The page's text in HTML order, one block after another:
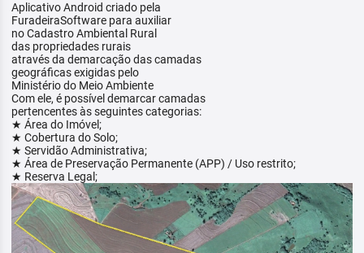
Aplicativo Android criado pela
FuradeiraSoftware para auxiliar
no Cadastro Ambiental Rural
das propriedades rurais
através da demarcação das camadas
geográficas exigidas pelo
Ministério do Meio Ambiente
Com ele, é possível demarcar camadas
pertencentes às seguintes categorias:
★ Área do Imóvel;
★ Cobertura do Solo;
★ Servidão Administrativa;
★ Área de Preservação Permanente (APP) / Uso restrito;
★ Reserva Legal;